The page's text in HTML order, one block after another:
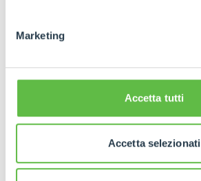
Marketing
Accetta tutti
Accetta selezionati